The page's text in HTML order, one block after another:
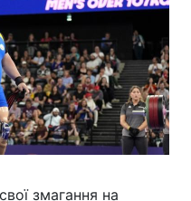
змагання на